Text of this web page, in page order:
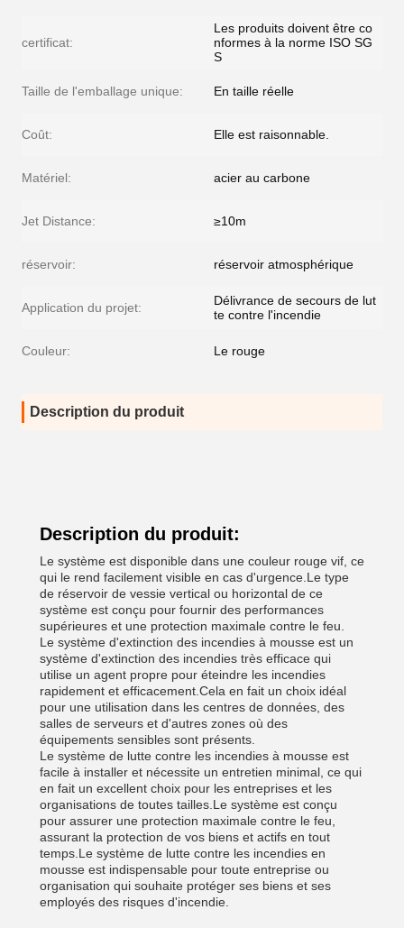
certificat:
Les produits doivent être co
nformes à la norme ISO SG
S
Taille de l'emballage unique: En taille réelle
Coût: Elle est raisonnable.
Matériel: acier au carbone
Jet Distance: ≥10m
réservoir: réservoir atmosphérique
Application du projet:
Délivrance de secours de lut
te contre l'incendie
Couleur: Le rouge
Description du produit
Description du produit:
Le système est disponible dans une couleur rouge vif, ce
qui le rend facilement visible en cas d'urgence.Le type
de réservoir de vessie vertical ou horizontal de ce
système est conçu pour fournir des performances
supérieures et une protection maximale contre le feu.
Le système d'extinction des incendies à mousse est un
système d'extinction des incendies très efficace qui
utilise un agent propre pour éteindre les incendies
rapidement et efficacement.Cela en fait un choix idéal
pour une utilisation dans les centres de données, des
salles de serveurs et d'autres zones où des
équipements sensibles sont présents.
Le système de lutte contre les incendies à mousse est
facile à installer et nécessite un entretien minimal, ce qui
en fait un excellent choix pour les entreprises et les
organisations de toutes tailles.Le système est conçu
pour assurer une protection maximale contre le feu,
assurant la protection de vos biens et actifs en tout
temps.Le système de lutte contre les incendies en
mousse est indispensable pour toute entreprise ou
organisation qui souhaite protéger ses biens et ses
employés des risques d'incendie.